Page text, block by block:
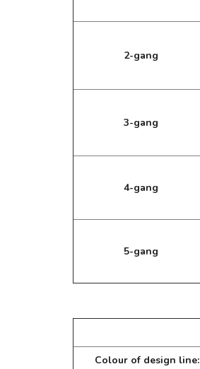
2-gang
3-gang
4-gang
5-gang
Colour of design line: